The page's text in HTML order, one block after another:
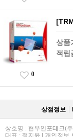
상품
적립
0
상점정보
상호명 : 협우인포테크(
대표 : 정지윤 | 개인정보